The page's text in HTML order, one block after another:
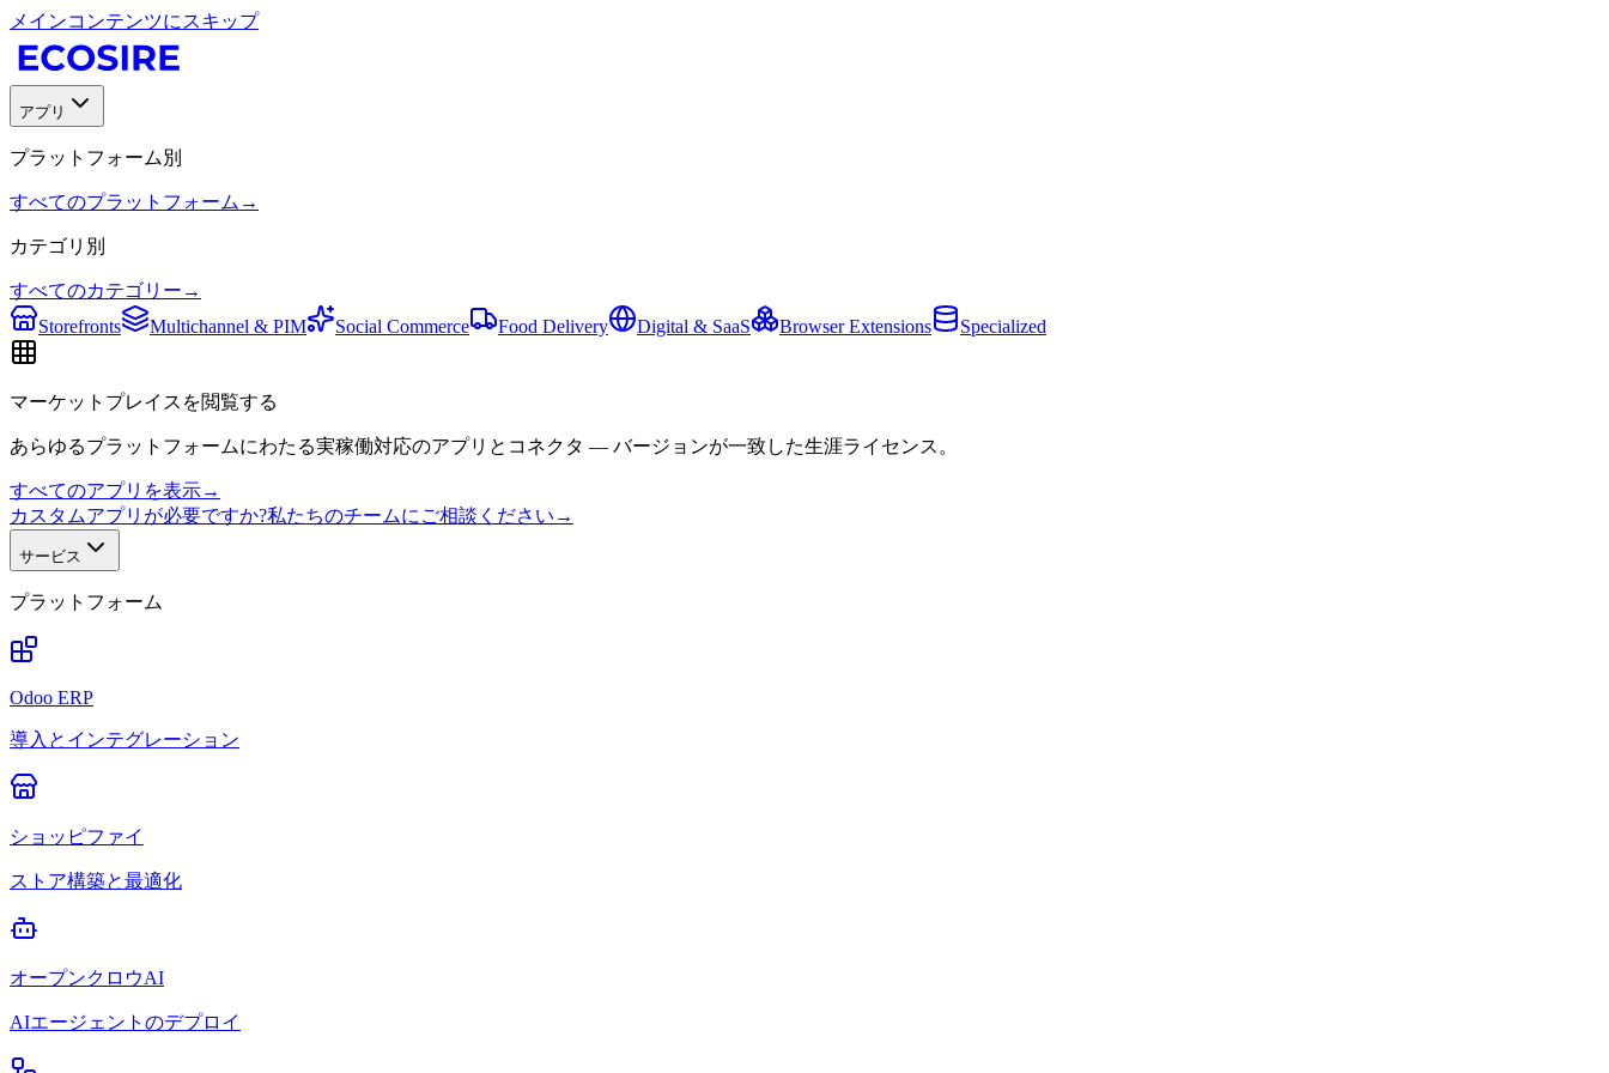
メインコンテンツにスキップ
アプリ
プラットフォーム別
すべてのプラットフォーム →
カテゴリ別
すべてのカテゴリー →
Storefronts
Multichannel & PIM Social Commerce Food Delivery Digital & SaaS Browser Extensions Specialized
マーケットプレイスを閲覧する
あらゆるプラットフォームにわたる実稼働対応のアプリとコネクタ — バージョンが一致した生涯ライセンス。
すべてのアプリを表示→
カスタムアプリが必要ですか?私たちのチームにご相談ください →
サービス
プラットフォーム
Odoo ERP
導入とインテグレーション
ショッピファイ
ストア構築と最適化
オープンクロウAI
AIエージェントのデプロイ